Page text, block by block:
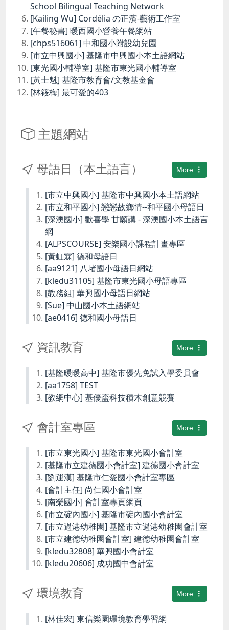
School Bilingual Teaching Network
[Kailing Wu] Cordélia の正濱-藝術工作室
[午餐秘書] 暖西國小營養午餐網站
[chps516061] 中和國小附設幼兒園
[市立中興國小] 基隆市中興國小本土語網站
[東光國小輔導室] 基隆市東光國小輔導室
[黃士魁] 基隆市教育會/文教基金會
[林筱梅] 最可愛的403
主題網站
More
母語日（本土語言）
[市立中興國小] 基隆市中興國小本土語網站
[市立和平國小] 戀戀故鄉情--和平國小母語日
[深澳國小] 歡喜學 甘願講 - 深澳國小本土語言
網
[ALPSCOURSE] 安樂國小課程計畫專區
[黃虹霖] 德和母語日
[aa9121] 八堵國小母語日網站
[kledu31105] 基隆市東光國小母語專區
[教務組] 華興國小母語日網站
[Sue] 中山國小本土語網站
[ae0416] 德和國小母語日
More
資訊教育
[基隆暖暖高中] 基隆市優先免試入學委員會
[aa1758] TEST
[教網中心] 基優盃科技積木創意競賽
More
會計室專區
[市立東光國小] 基隆市東光國小會計室
[基隆市立建德國小會計室] 建德國小會計室
[劉運漢] 基隆市仁愛國小會計室專區
[會計主任] 尚仁國小會計室
[南榮國小] 會計室專頁網頁
[市立碇內國小] 基隆市碇內國小會計室
[市立過港幼稚園] 基隆市立過港幼稚園會計室
[市立建德幼稚園會計室] 建德幼稚園會計室
[kledu32808] 華興國小會計室
[kledu20606] 成功國中會計室
More
環境教育
[林佳宏] 東信樂園環境教育學習網